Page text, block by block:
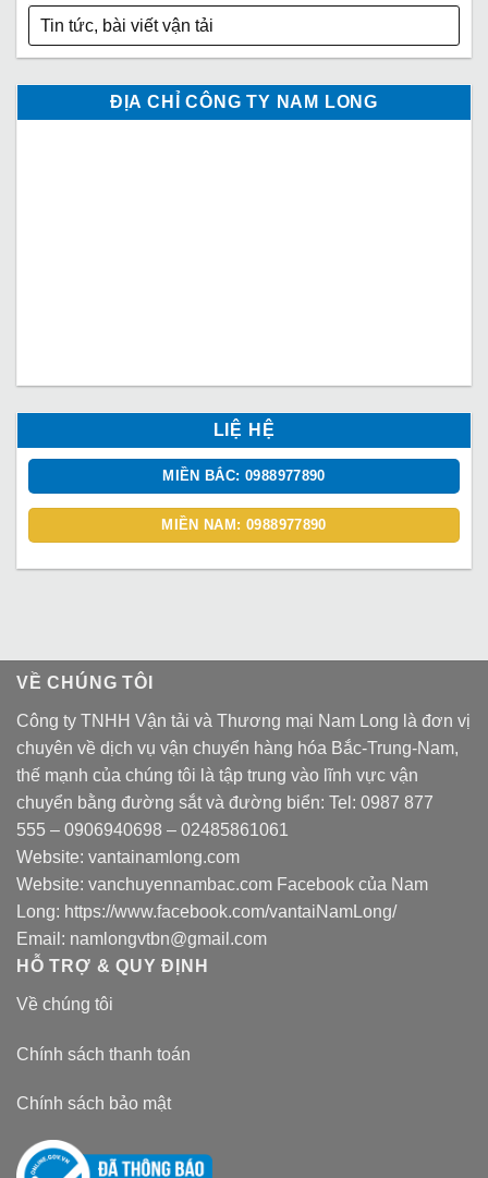
Tin tức, bài viết vận tải
ĐỊA CHỈ CÔNG TY NAM LONG
LIỆ HỆ
MIỀN BẮC: 0988977890
MIỀN NAM: 0988977890
VỀ CHÚNG TÔI
Công ty TNHH Vận tải và Thương mại Nam Long là đơn vị
chuyên về dịch vụ vận chuyển hàng hóa Bắc-Trung-Nam,
thế mạnh của chúng tôi là tập trung vào lĩnh vực vận
chuyển bằng đường sắt và đường biển: Tel: 0987 877
555 – 0906940698 – 02485861061
Website: vantainamlong.com
Website: vanchuyennambac.com Facebook của Nam
Long: https://www.facebook.com/vantaiNamLong/
Email: namlongvtbn@gmail.com
HỖ TRỢ & QUY ĐỊNH
Về chúng tôi
Chính sách thanh toán
Chính sách bảo mật